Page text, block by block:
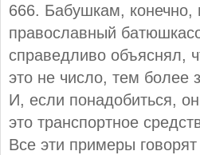
666. Бабушкам, конечно,
православный
справедливо объяснял,
это не число, тем более
И, если понадобиться,
это транспортное
Все эти примеры